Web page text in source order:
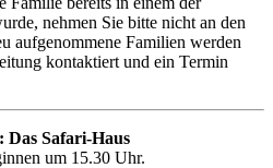
nehmen Sie bitte nicht an den
aufgenommene Familien werden
kontaktiert und ein Termin
Safari-Haus
um 15.30 Uhr.